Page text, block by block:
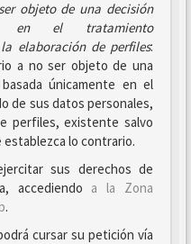
objeto de una decisión
en el tratamiento
elaboración de perfiles:
a no ser objeto de una
únicamente en el
de sus datos personales,
perfiles, existente salvo
lo contrario.
sus derechos de
accediendo a la Zona
.
cursar su petición vía